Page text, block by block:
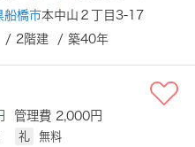
船橋市本中山２丁目3-17
/ 2階建 / 築40年
管理費 2,000円
礼
無料